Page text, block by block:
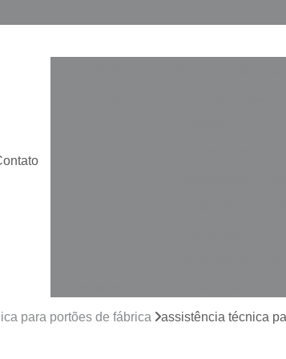
Automatização de Portão de
para portões de fábrica assistência técnica